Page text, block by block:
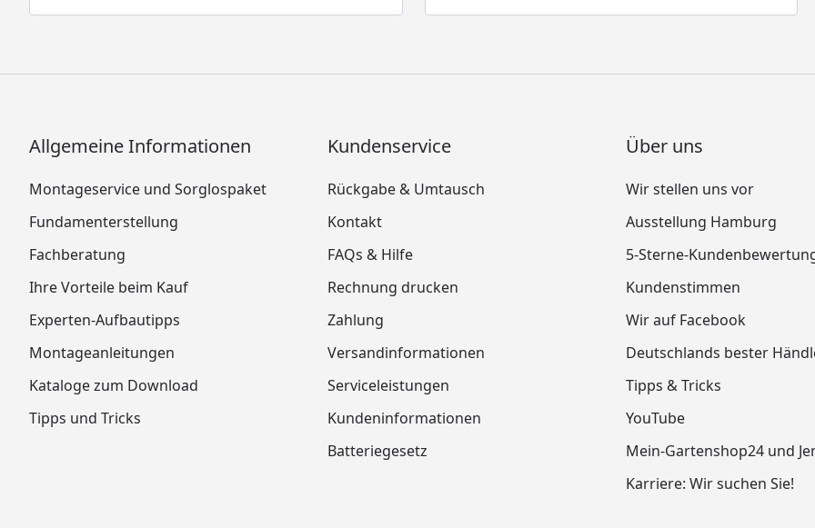
Allgemeine Informationen
Montageservice und Sorglospaket
Fundamenterstellung
Fachberatung
Ihre Vorteile beim Kauf
Experten-Aufbautipps
Montageanleitungen
Kataloge zum Download
Tipps und Tricks
Kundenservice
Rückgabe & Umtausch
Kontakt
FAQs & Hilfe
Rechnung drucken
Zahlung
Versandinformationen
Serviceleistungen
Kundeninformationen
Batteriegesetz
Über uns
Wir stellen uns vor
Ausstellung Hamburg
5-Sterne-
Kundenstimmen
Wir auf Facebook
Deutschlands bester
Tipps & Tricks
YouTube
Mein-Gartenshop24 und
Karriere: Wir suchen Sie!